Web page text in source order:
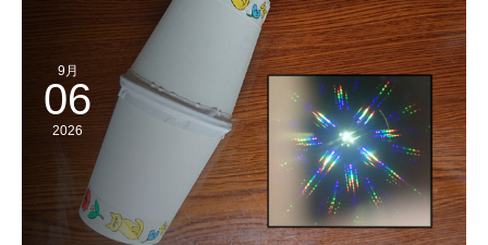
9月
06
2026